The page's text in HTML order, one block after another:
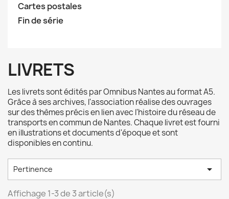
Cartes postales
Fin de série
LIVRETS
Les livrets sont édités par Omnibus Nantes au format A5.
Grâce à ses archives, l'association réalise des ouvrages
sur des thèmes précis en lien avec l'histoire du réseau de
transports en commun de Nantes. Chaque livret est fourni
en illustrations et documents d'époque et sont
disponibles en continu.
Pertinence 
Affichage 1-3 de 3 article(s)